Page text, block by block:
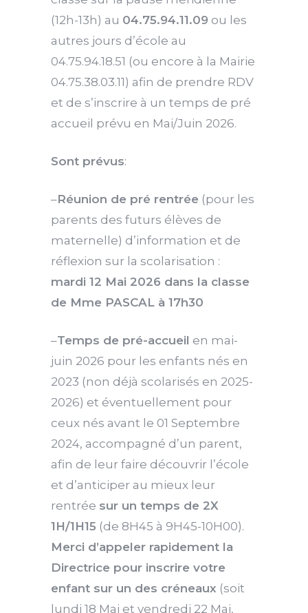
(12h-13h) au 04.75.94.11.09 ou les
autres jours d’école au
04.75.94.18.51 (ou encore à la Mairie
04.75.38.03.11) afin de prendre RDV
et de s’inscrire à un temps de pré
accueil prévu en Mai/Juin 2026.
Sont prévus:
–Réunion de pré rentrée (pour les
parents des futurs élèves de
maternelle) d’information et de
réflexion sur la scolarisation :
mardi 12 Mai 2026 dans la classe
de Mme PASCAL à 17h30
–Temps de pré-accueil en mai-
juin 2026 pour les enfants nés en
2023 (non déjà scolarisés en 2025-
2026) et éventuellement pour
ceux nés avant le 01 Septembre
2024, accompagné d’un parent,
afin de leur faire découvrir l’école
et d’anticiper au mieux leur
rentrée sur un temps de 2X
1H/1H15 (de 8H45 à 9H45-10H00).
Merci d’appeler rapidement la
Directrice pour inscrire votre
enfant sur un des créneaux (soit
lundi 18 Mai et vendredi 22 Mai,